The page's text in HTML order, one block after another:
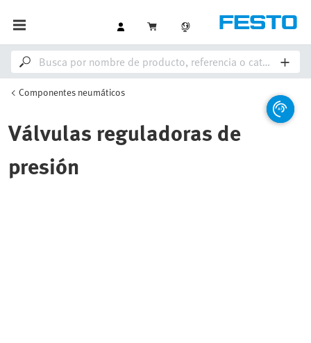
Componentes neumáticos
Válvulas reguladoras de
presión